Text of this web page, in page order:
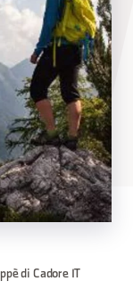
di Cadore IT